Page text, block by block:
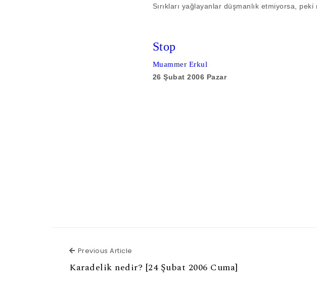
Sırıkları yağlayanlar düşmanlık etmiyorsa,
Stop
Muammer Erkul
26 Şubat 2006 Pazar
Previous Article
Karadelik nedir? [24 Şubat 2006 Cuma]